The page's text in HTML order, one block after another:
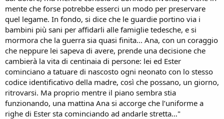
mente che forse potrebbe esserci un modo per preservare
quel legame. In fondo, si dice che le guardie portino via i
bambini più sani per affidarli alle famiglie tedesche, e si
mormora che la guerra sia quasi finita... Ana, con un coraggio
che neppure lei sapeva di avere, prende una decisione che
cambierà la vita di centinaia di persone: lei ed Ester
cominciano a tatuare di nascosto ogni neonato con lo stesso
codice identificativo della madre, così che possano, un giorno,
ritrovarsi. Ma proprio mentre il piano sembra stia
funzionando, una mattina Ana si accorge che l’uniforme a
righe di Ester sta cominciando ad andarle stretta…"